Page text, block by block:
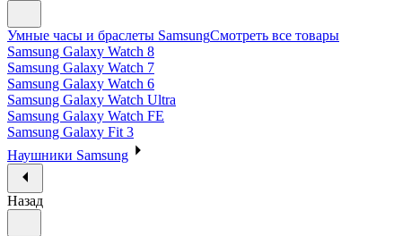
Умные часы и браслеты SamsungСмотреть все товары
Samsung Galaxy Watch 8
Samsung Galaxy Watch 7
Samsung Galaxy Watch 6
Samsung Galaxy Watch Ultra
Samsung Galaxy Watch FE
Samsung Galaxy Fit 3
Наушники Samsung
Назад